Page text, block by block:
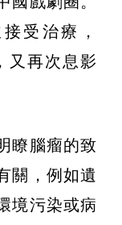
受治療，
又再次息影
瞭腦瘤的致
關，例如遺
境污染或病